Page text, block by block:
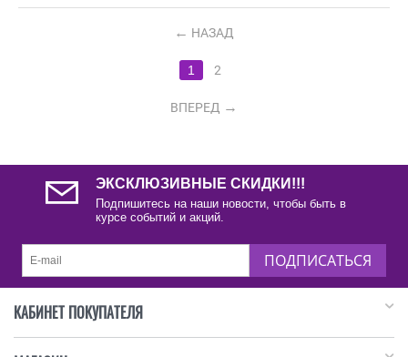
НАЗАД
1 2
ВПЕРЕД
ЭКСКЛЮЗИВНЫЕ СКИДКИ!!!
Подпишитесь на наши новости, чтобы быть в
курсе событий и акций.
ПОДПИСАТЬСЯ
КАБИНЕТ ПОКУПАТЕЛЯ